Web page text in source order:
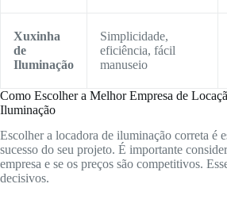
Xuxinha
de
Iluminação
Simplicidade,
eficiência, fácil
manuseio
Como Escolher a Melhor Empresa de
Iluminação
Escolher a locadora de iluminação correta é
sucesso do seu projeto. É importante
empresa e se os preços são competitivos.
decisivos.